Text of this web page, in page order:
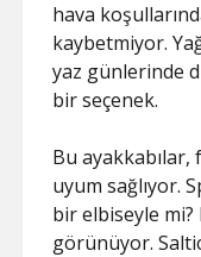
hava
kaybetmiyor.
yaz günlerinde
bir seçenek.
Bu
uyum sağlıyor.
bir elbiseyle
görünüyor.